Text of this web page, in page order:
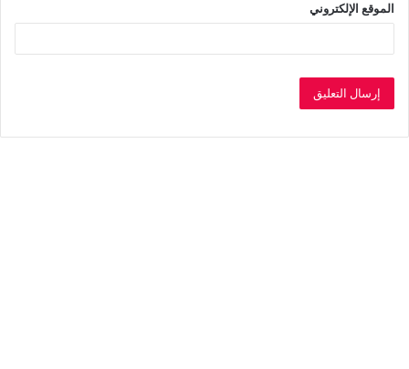
الموقع الإلكتروني